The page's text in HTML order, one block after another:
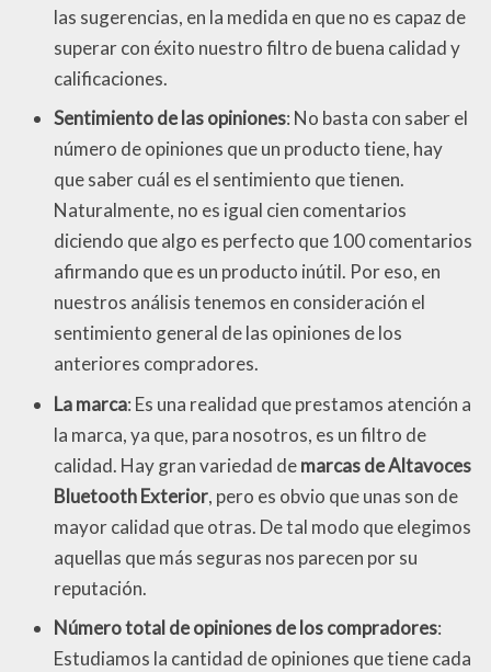
las sugerencias, en la medida en que no es capaz de
superar con éxito nuestro filtro de buena calidad y
calificaciones.
Sentimiento de las opiniones: No basta con saber el
número de opiniones que un producto tiene, hay
que saber cuál es el sentimiento que tienen.
Naturalmente, no es igual cien comentarios
diciendo que algo es perfecto que 100 comentarios
afirmando que es un producto inútil. Por eso, en
nuestros análisis tenemos en consideración el
sentimiento general de las opiniones de los
anteriores compradores.
La marca: Es una realidad que prestamos atención a
la marca, ya que, para nosotros, es un filtro de
calidad. Hay gran variedad demarcas de Altavoces
Bluetooth Exterior, pero es obvio que unas son de
mayor calidad que otras. De tal modo que elegimos
aquellas que más seguras nos parecen por su
reputación.
Número total de opiniones de los compradores:
Estudiamos la cantidad de opiniones que tiene cada